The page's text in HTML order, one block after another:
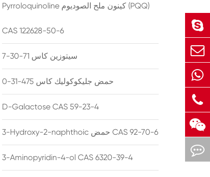
Pyrroloquinoline كينون ملح الصوديوم (PQQ)
CAS 122628-50-6
سيتوزين كاس 71-30-7
حمض جليكوكوليك كاس 475-31-0
D-Galactose CAS 59-23-4
3-Hydroxy-2-naphthoic حمض CAS 92-70-6
3-Aminopyridin-4-ol CAS 6320-39-4